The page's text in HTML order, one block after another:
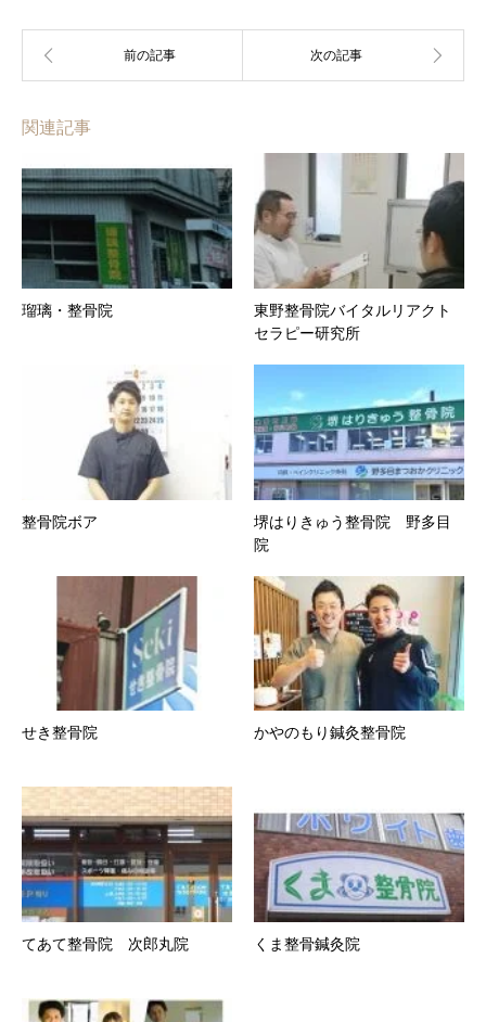
関連記事
瑠璃・整骨院
東野整骨院バイタルリアクト
セラピー研究所
整骨院ボア
堺はりきゅう整骨院 野多目
院
せき整骨院 かやのもり鍼灸整骨院
てあて整骨院 次郎丸院 くま整骨鍼灸院